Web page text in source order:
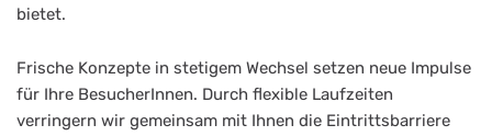
bietet.
Frische Konzepte in stetigem Wechsel setzen neue Impulse
für Ihre BesucherInnen. Durch flexible Laufzeiten
verringern wir gemeinsam mit Ihnen die Eintrittsbarriere